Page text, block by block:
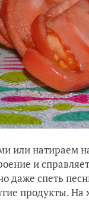
или натираем
и
даже спеть
продукты. На